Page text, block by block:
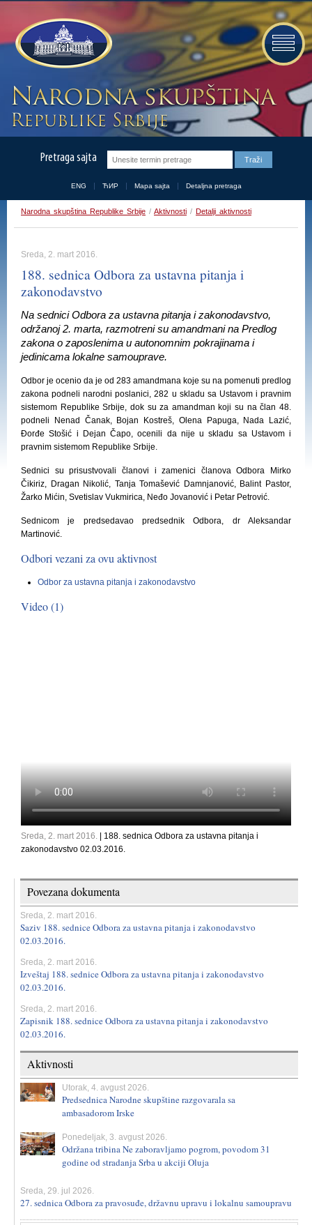
Pretraga sajta
ENG ЋИР Mapa sajta Detaljna pretraga
Narodna skupština Republike Srbije / Aktivnosti / Detalji aktivnosti
Sreda, 2. mart 2016.
188. sednica Odbora za ustavna pitanja i
zakonodavstvo
Na sednici Odbora za ustavna pitanja i zakonodavstvo,
održanoj 2. marta, razmotreni su amandmani na Predlog
zakona o zaposlenima u autonomnim pokrajinama i
jedinicama lokalne samouprave.
Odbor je ocenio da je od 283 amandmana koje su na pomenuti predlog
zakona podneli narodni poslanici,282 u skladu sa Ustavom i pravnim
sistemom Republike Srbije, dok su za amandman koji su na član 48.
podneli Nenad Čanak, Bojan Kostreš, Olena Papuga, Nada Lazić,
Đorđe Stošić i Dejan Čapo, ocenili da nije u skladu sa Ustavom i
pravnim sistemom Republike Srbije.
Sednici su prisustvovali članovi i zamenici članova Odbora Mirko
Čikiriz, Dragan Nikolić, Tanja Tomašević Damnjanović, Balint Pastor,
Žarko Mićin, Svetislav Vukmirica, Neđo Jovanović i Petar Petrović.
Sednicom je predsedavao predsednik Odbora, dr Aleksandar
Martinović.
Odbori vezani za ovu aktivnost
Odbor za ustavna pitanja i zakonodavstvo
Video (1)
Sreda, 2. mart 2016.
| 188. sednica Odbora za ustavna pitanja i
zakonodavstvo 02.03.2016.
Povezana dokumenta
Sreda, 2. mart 2016.
Saziv 188. sednice Odbora za ustavna pitanja i zakonodavstvo
02.03.2016.
Sreda, 2. mart 2016.
Izveštaj 188. sednice Odbora za ustavna pitanja i zakonodavstvo
02.03.2016.
Sreda, 2. mart 2016.
Zapisnik 188. sednice Odbora za ustavna pitanja i zakonodavstvo
02.03.2016.
Aktivnosti
Utorak, 4. avgust 2026.
Predsednica Narodne skupštine razgovarala sa
ambasadorom Irske
Ponedeljak, 3. avgust 2026.
Održana tribina Ne zaboravljamo pogrom, povodom 31
godine od stradanja Srba u akciji Oluja
Sreda, 29. jul 2026.
27. sednica Odbora za pravosuđe, državnu upravu i lokalnu samoupravu